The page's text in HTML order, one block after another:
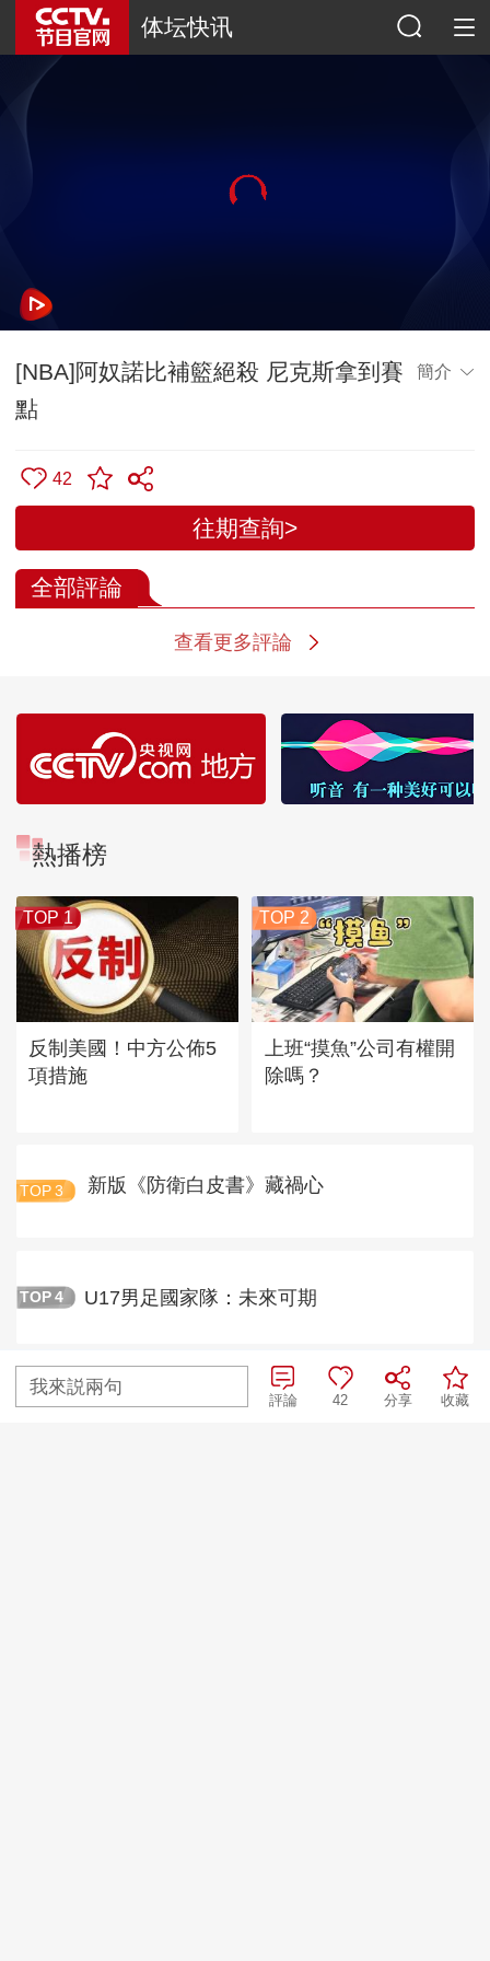
体坛快讯
[NBA]阿奴諾比補籃絕殺 尼克斯拿到賽
點
簡介
42
往期查詢>
全部評論
查看更多評論
熱播榜
TOP 1
反制美國！中方公佈5
項措施
TOP 2
上班“摸魚”公司有權開
除嗎？
TOP 3 新版《防衛白皮書》藏禍心
TOP 4 U17男足國家隊：未來可期
TOP5 三招教你識破真假全麥麵包
我來説兩句
收藏
分享
42
評論